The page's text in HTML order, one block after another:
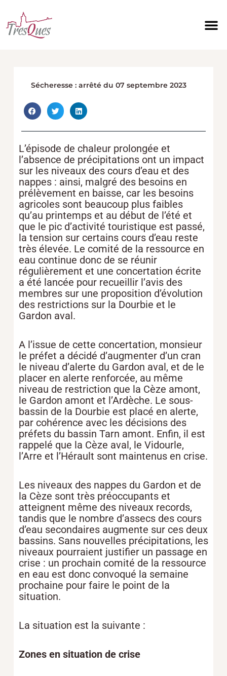
contenu
Sécheresse : arrêté du 07 septembre 2023
L’épisode de chaleur prolongée et
l’absence de précipitations ont un impact
sur les niveaux des cours d’eau et des
nappes : ainsi, malgré des besoins en
prélèvement en baisse, car les besoins
agricoles sont beaucoup plus faibles
qu’au printemps et au début de l’été et
que le pic d’activité touristique est passé,
la tension sur certains cours d’eau reste
très élevée. Le comité de la ressource en
eau continue donc de se réunir
régulièrement et une concertation écrite
a été lancée pour recueillir l’avis des
membres sur une proposition d’évolution
des restrictions sur la Dourbie et le
Gardon aval.
A l’issue de cette concertation, monsieur
le préfet a décidé d’augmenter d’un cran
le niveau d’alerte du Gardon aval, et de le
placer en alerte renforcée, au même
niveau de restriction que la Cèze amont,
le Gardon amont et l’Ardèche. Le sous-
bassin de la Dourbie est placé en alerte,
par cohérence avec les décisions des
préfets du bassin Tarn amont. Enfin, il est
rappelé que la Cèze aval, le Vidourle,
l’Arre et l’Hérault sont maintenus en crise.
Les niveaux des nappes du Gardon et de
la Cèze sont très préoccupants et
atteignent même des niveaux records,
tandis que le nombre d’assecs des cours
d’eau secondaires augmente sur ces deux
bassins. Sans nouvelles précipitations, les
niveaux pourraient justifier un passage en
crise : un prochain comité de la ressource
en eau est donc convoqué la semaine
prochaine pour faire le point de la
situation.
La situation est la suivante :
Zones en situation de crise